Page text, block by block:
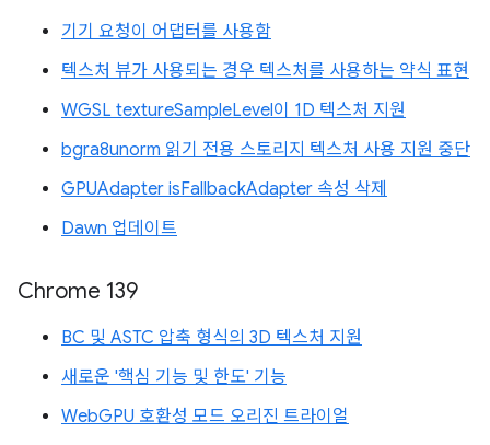
기기 요청이 어댑터를 사용함
텍스처 뷰가 사용되는 경우 텍스처를 사용하는 약식 표현
WGSL textureSampleLevel이 1D 텍스처 지원
bgra8unorm 읽기 전용 스토리지 텍스처 사용 지원 중단
GPUAdapter isFallbackAdapter 속성 삭제
Dawn 업데이트
Chrome 139
BC 및 ASTC 압축 형식의 3D 텍스처 지원
새로운 '핵심 기능 및 한도' 기능
WebGPU 호환성 모드 오리진 트라이얼